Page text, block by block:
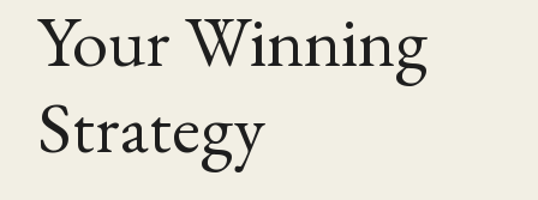
Your Winning
Strategy